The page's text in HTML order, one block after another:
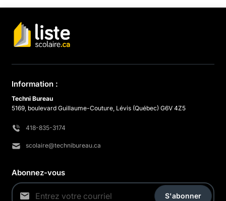
Information :
Techni Bureau
5169, boulevard Guillaume-Couture, Lévis (Québec) G6V 4Z5
418-835-3174
scolaire@technibureau.ca
Abonnez-vous
S'abonner